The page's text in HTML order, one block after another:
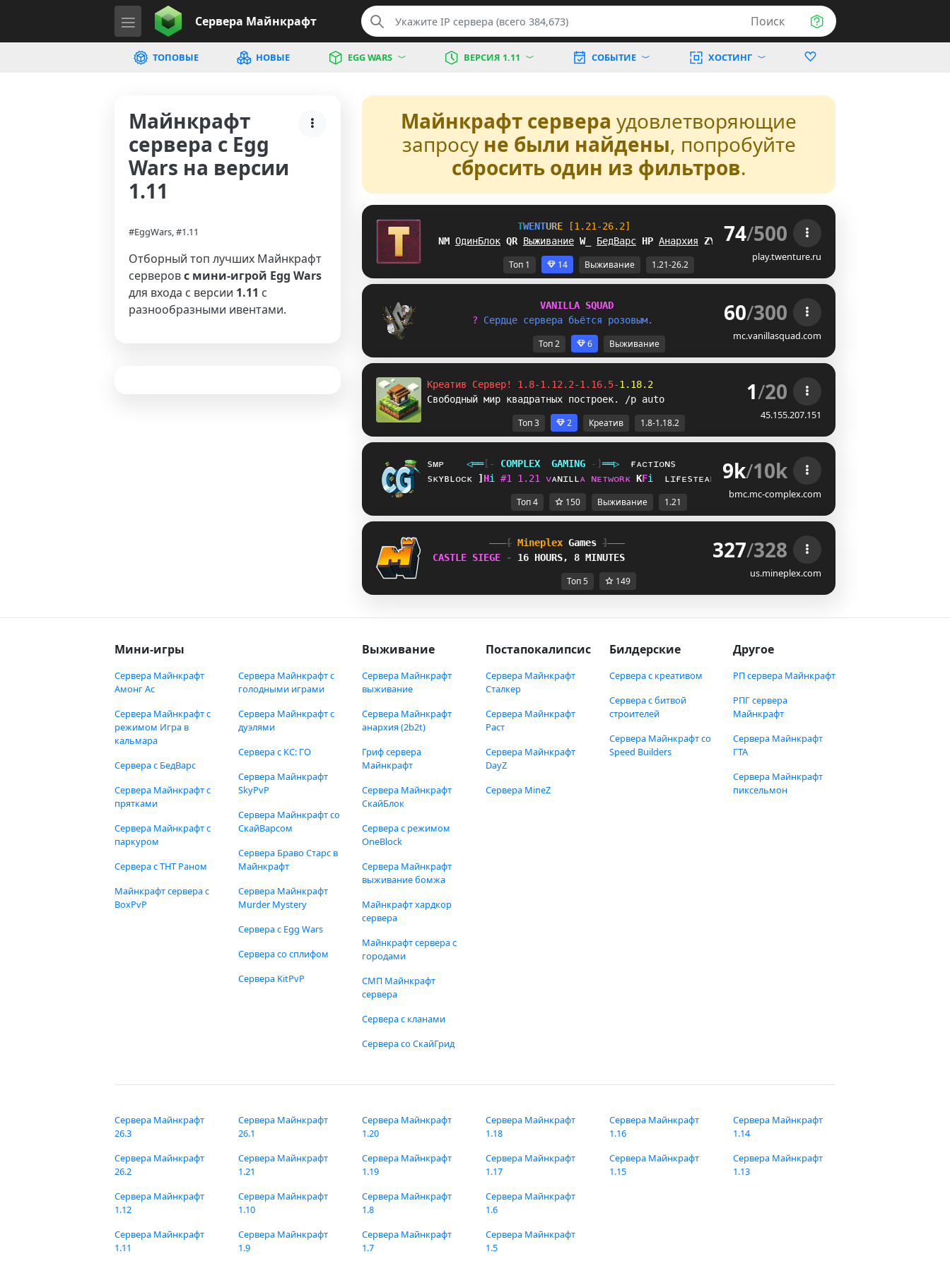
Сервера Майнкрафт Поиск
ТОПОВЫЕ НОВЫЕ EGG WARS ВЕРСИЯ 1.11 СОБЫТИЕ ХОСТИНГ
Майнкрафт
сервера с Egg
Wars на версии
1.11
#EggWars, #1.11
Отборный топ лучших Майнкрафт
серверовс мини-игрой Egg Wars
для входа с версии 1.11 с
разнообразными ивентами.
Майнкрафт сервера удовлетворяющие
запросу не были найдены, попробуйте
сбросить один из фильтров.
TWENTURE
[1.21-26.2]
V[ ОдинБлок OG Выживание \Q БедВарс FA Анархия M^ 74/500
play.twenture.ru
Топ 1 14 Выживание 1.21-26.2
VANIL L A SQUAD
? Сердце сервера бьётся розовым. 60/300
mc.vanillasquad.com
Топ 2 6 Выживание
Креатив Сервер! 1.8-1.12.2-1.16.5-1.18.2
Свободный мир квадратных построек. /p auto
1/20
45.155.207.151
Топ 3 2 Креатив 1.8-1.18.2
sᴍᴘ ◁══[‐ COMPL EX GAMING ‐]══▷
ғᴀᴄᴛɪᴏɴs
sᴋʏʙʟᴏᴄᴋ
U Ri #1 1 . 21 ᴠᴀɴɪʟʟᴀ ɴᴇᴛᴡᴏʀᴋ ]Zi ʟɪғᴇsᴛᴇᴀʟ 9k/10k
bmc.mc-complex.com
Топ 4 150 Выживание 1.21
[ Mineplex Games ]
CASTLE SIEGE
- 16 HOURS, 8 MINUTES 327/328
us.mineplex.com
Топ 5 149
Мини-игры
Сервера Майнкрафт
Амонг Ас
Сервера Майнкрафт с
режимом Игра в
кальмара
Сервера с БедВарс
Сервера Майнкрафт с
прятками
Сервера Майнкрафт с
паркуром
Сервера с ТНТ Раном
Майнкрафт сервера с
BoxPvP
Сервера Майнкрафт с
голодными играми
Сервера Майнкрафт с
дуэлями
Сервера с КС: ГО
Сервера Майнкрафт
SkyPvP
Сервера Майнкрафт со
СкайВарсом
Сервера Браво Старс в
Майнкрафт
Сервера Майнкрафт
Murder Mystery
Сервера с Egg Wars
Сервера со сплифом
Сервера KitPvP
Выживание
Сервера Майнкрафт
выживание
Сервера Майнкрафт
анархия (2b2t)
Гриф сервера
Майнкрафт
Сервера Майнкрафт
СкайБлок
Сервера с режимом
OneBlock
Сервера Майнкрафт
выживание бомжа
Майнкрафт хардкор
сервера
Майнкрафт сервера с
городами
СМП Майнкрафт
сервера
Сервера с кланами
Сервера со СкайГрид
Постапокалипсис
Сервера Майнкрафт
Сталкер
Сервера Майнкрафт
Раст
Сервера Майнкрафт
DayZ
Сервера MineZ
Билдерские
Сервера с креативом
Сервера с битвой
строителей
Сервера Майнкрафт со
Speed Builders
Другое
РП сервера Майнкрафт
РПГ сервера
Майнкрафт
Сервера Майнкрафт
ГТА
Сервера Майнкрафт
пиксельмон
Сервера Майнкрафт
26.3
Сервера Майнкрафт
26.2
Сервера Майнкрафт
26.1
Сервера Майнкрафт
1.21
Сервера Майнкрафт
1.20
Сервера Майнкрафт
1.19
Сервера Майнкрафт
1.18
Сервера Майнкрафт
1.17
Сервера Майнкрафт
1.16
Сервера Майнкрафт
1.15
Сервера Майнкрафт
1.14
Сервера Майнкрафт
1.13
Сервера Майнкрафт
1.12
Сервера Майнкрафт
1.11
Сервера Майнкрафт
1.10
Сервера Майнкрафт
1.9
Сервера Майнкрафт
1.8
Сервера Майнкрафт
1.7
Сервера Майнкрафт
1.6
Сервера Майнкрафт
1.5